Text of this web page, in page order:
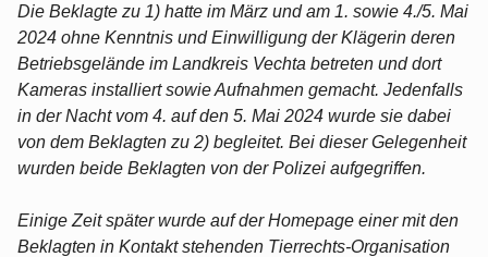
Die Beklagte zu 1) hatte im März und am 1. sowie 4./5. Mai
2024 ohne Kenntnis und Einwilligung der Klägerin deren
Betriebsgelände im Landkreis Vechta betreten und dort
Kameras installiert sowie Aufnahmen gemacht. Jedenfalls
in der Nacht vom 4. auf den 5. Mai 2024 wurde sie dabei
von dem Beklagten zu 2) begleitet. Bei dieser Gelegenheit
wurden beide Beklagten von der Polizei aufgegriffen.
Einige Zeit später wurde auf der Homepage einer mit den
Beklagten in Kontakt stehenden Tierrechts-Organisation